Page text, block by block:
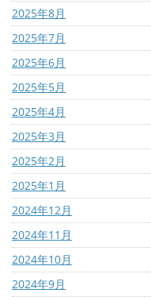
2025年8月
2025年7月
2025年6月
2025年5月
2025年4月
2025年3月
2025年2月
2025年1月
2024年12月
2024年11月
2024年10月
2024年9月